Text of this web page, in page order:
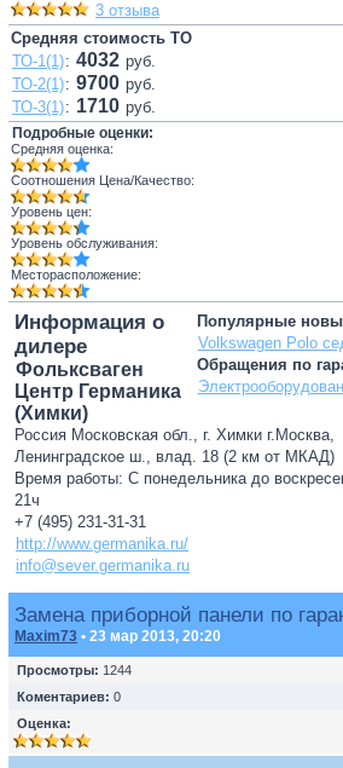
3 отзыва
Средняя стоимость ТО
ТО-1(1): 4032 руб.
ТО-2(1): 9700 руб.
ТО-3(1): 1710 руб.
Подробные оценки:
Средняя оценка:
Соотношения Цена/Качество:
Уровень цен:
Уровень обслуживания:
Месторасположение:
Популярные
Volkswagen Polo
Обращения по
Информация о
дилере
Фольксваген
Центр Германика
(Химки)
Россия Московская обл., г. Химки г.Москва,
Ленинградское ш., влад. 18 (2 км от МКАД)
Время работы: С понедельника до
21ч
+7 (495) 231-31-31
http://www.germanika.ru/
info@sever.germanika.ru
Замена приборной панели по
Maxim73 • 23 мар 2013, 20:20
Просмотры: 1244
Коментариев: 0
Оценка: